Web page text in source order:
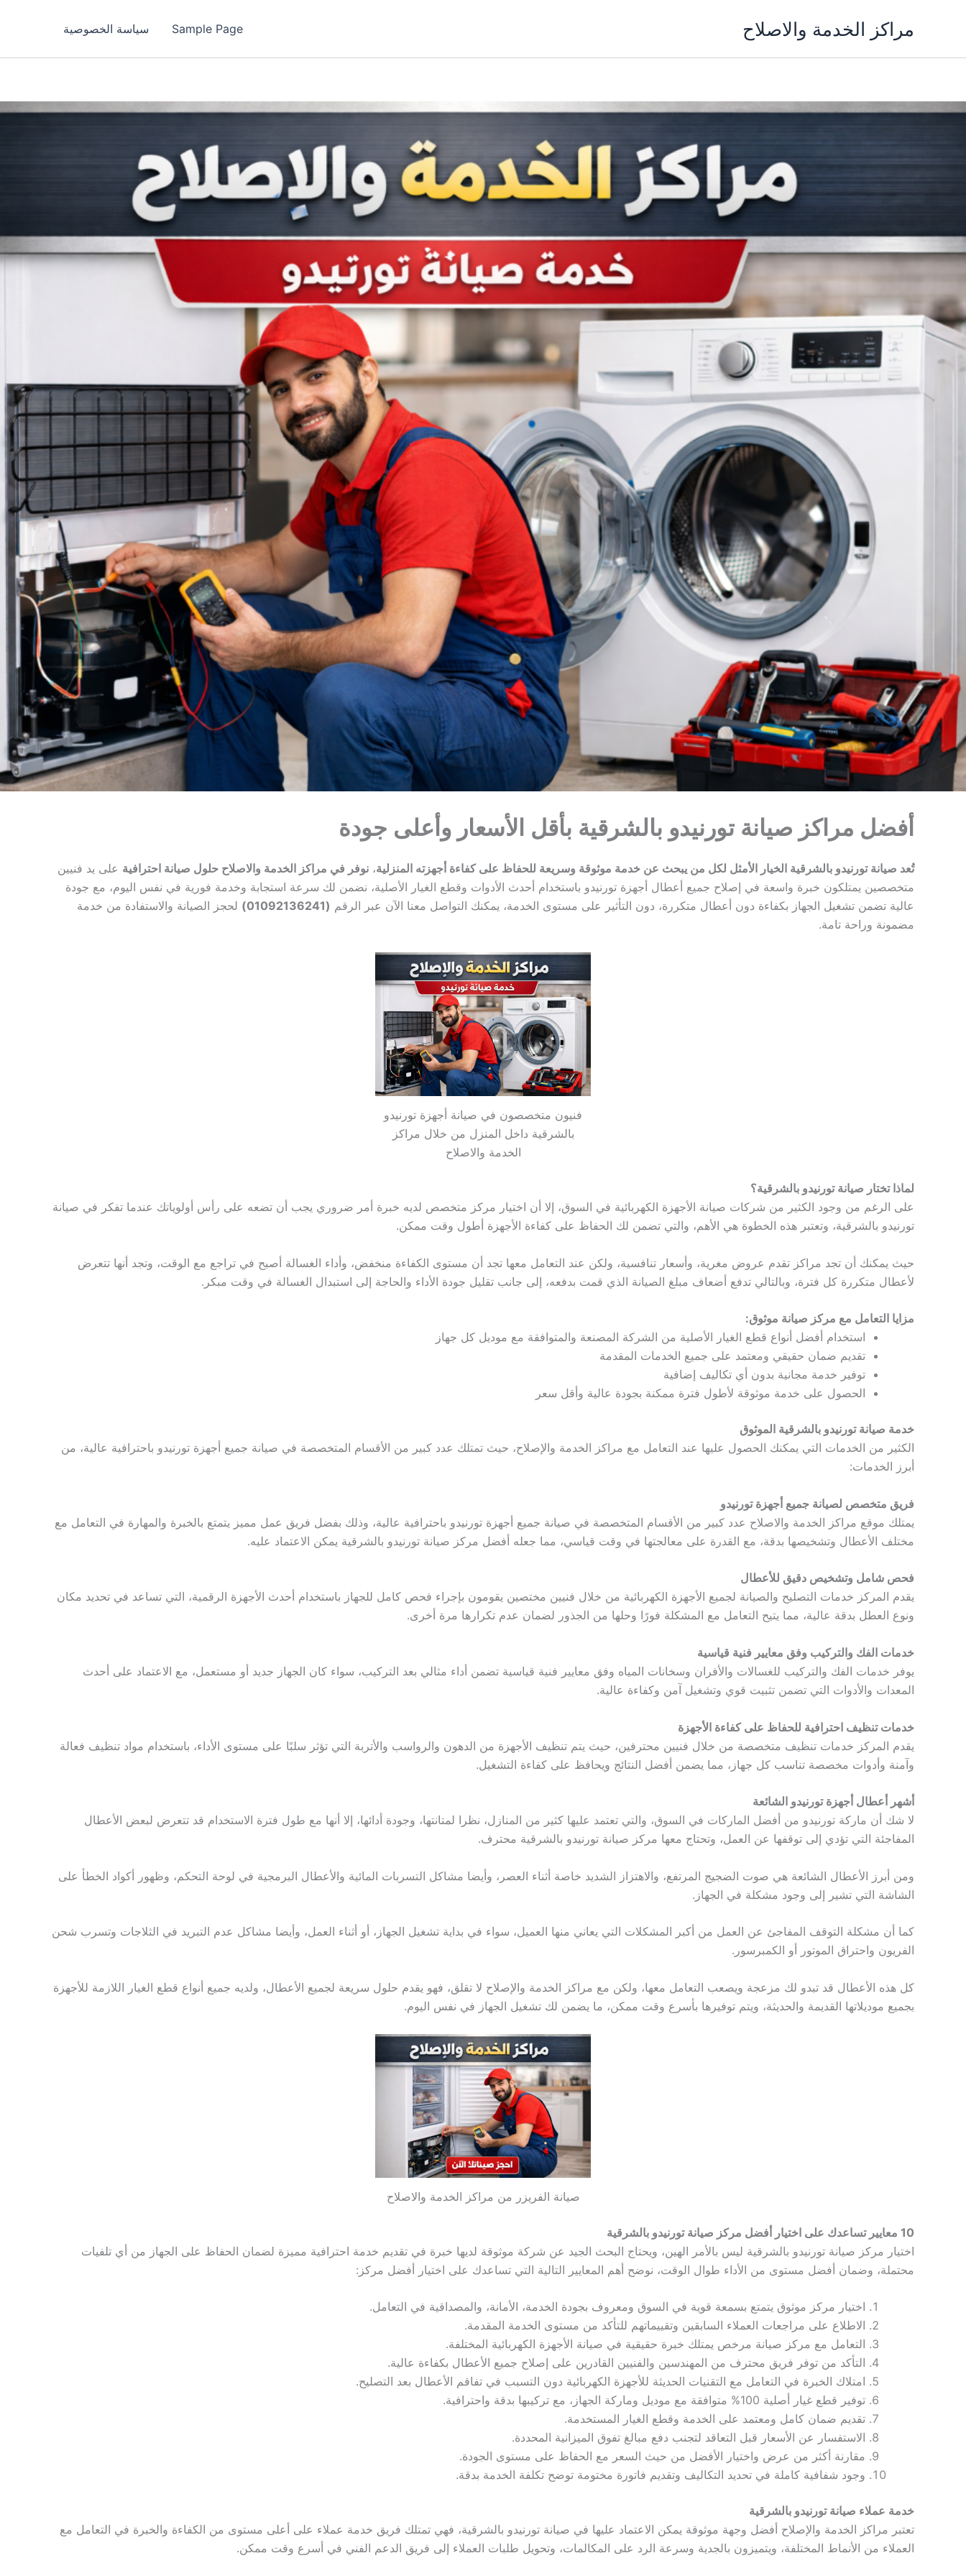
مراكز الخدمة والاصلاح Sample Page سياسة الخصوصية
أفضل مراكز صيانة تورنيدو بالشرقية بأقل الأسعار وأعلى جودة
تُعد صيانة تورنيدو بالشرقية الخيار الأمثل لكل من يبحث عن خدمة موثوقة وسريعة للحفاظ على كفاءة أجهزته المنزلية، نوفر في مراكز الخدمة والاصلاح حلول صيانة احترافية على يد فنيين
متخصصين يمتلكون خبرة واسعة في إصلاح جميع أعطال أجهزة تورنيدو باستخدام أحدث الأدوات وقطع الغيار الأصلية، نضمن لك سرعة استجابة وخدمة فورية في نفس اليوم، مع جودة
عالية تضمن تشغيل الجهاز بكفاءة دون أعطال متكررة، دون التأثير على مستوى الخدمة، يمكنك التواصل معنا الآن عبر الرقم (01092136241)
لحجز الصيانة والاستفادة من خدمة
مضمونة وراحة تامة.
فنيون متخصصون في صيانة أجهزة تورنيدو
بالشرقية داخل المنزل من خلال مراكز
الخدمة والاصلاح
لماذا تختار صيانة تورنيدو بالشرقية؟
على الرغم من وجود الكثير من شركات صيانة الأجهزة الكهربائية في السوق، إلا أن اختيار مركز متخصص لديه خبرة أمر ضروري يجب أن تضعه على رأس أولوياتك عندما تفكر في صيانة
تورنيدو بالشرقية، وتعتبر هذه الخطوة هي الأهم، والتي تضمن لك الحفاظ على كفاءة الأجهزة أطول وقت ممكن.
حيث يمكنك أن تجد مراكز تقدم عروض مغرية، وأسعار تنافسية، ولكن عند التعامل معها تجد أن مستوى الكفاءة منخفض، وأداء الغسالة أصبح في تراجع مع الوقت، وتجد أنها تتعرض
لأعطال متكررة كل فترة، وبالتالي تدفع أضعاف مبلغ الصيانة الذي قمت بدفعه، إلى جانب تقليل جودة الأداء والحاجة إلى استبدال الغسالة في وقت مبكر.
مزايا التعامل مع مركز صيانة موثوق:
استخدام أفضل أنواع قطع الغيار الأصلية من الشركة المصنعة والمتوافقة مع موديل كل جهاز
تقديم ضمان حقيقي ومعتمد على جميع الخدمات المقدمة
توفير خدمة مجانية بدون أي تكاليف إضافية
الحصول على خدمة موثوقة لأطول فترة ممكنة بجودة عالية وأقل سعر
خدمة صيانة تورنيدو بالشرقية الموثوق
الكثير من الخدمات التي يمكنك الحصول عليها عند التعامل مع مراكز الخدمة والإصلاح، حيث تمتلك عدد كبير من الأقسام المتخصصة في صيانة جميع أجهزة تورنيدو باحترافية عالية، من
أبرز الخدمات:
فريق متخصص لصيانة جميع أجهزة تورنيدو
يمتلك موقع مراكز الخدمة والاصلاح عدد كبير من الأقسام المتخصصة في صيانة جميع أجهزة تورنيدو باحترافية عالية، وذلك بفضل فريق عمل مميز يتمتع بالخبرة والمهارة في التعامل مع
مختلف الأعطال وتشخيصها بدقة، مع القدرة على معالجتها في وقت قياسي، مما جعله أفضل مركز صيانة تورنيدو بالشرقية يمكن الاعتماد عليه.
فحص شامل وتشخيص دقيق للأعطال
يقدم المركز خدمات التصليح والصيانة لجميع الأجهزة الكهربائية من خلال فنيين مختصين يقومون بإجراء فحص كامل للجهاز باستخدام أحدث الأجهزة الرقمية، التي تساعد في تحديد مكان
ونوع العطل بدقة عالية، مما يتيح التعامل مع المشكلة فورًا وحلها من الجذور لضمان عدم تكرارها مرة أخرى.
خدمات الفك والتركيب وفق معايير فنية قياسية
يوفر خدمات الفك والتركيب للغسالات والأفران وسخانات المياه وفق معايير فنية قياسية تضمن أداء مثالي بعد التركيب، سواء كان الجهاز جديد أو مستعمل، مع الاعتماد على أحدث
المعدات والأدوات التي تضمن تثبيت قوي وتشغيل آمن وكفاءة عالية.
خدمات تنظيف احترافية للحفاظ على كفاءة الأجهزة
يقدم المركز خدمات تنظيف متخصصة من خلال فنيين محترفين، حيث يتم تنظيف الأجهزة من الدهون والرواسب والأتربة التي تؤثر سلبًا على مستوى الأداء، باستخدام مواد تنظيف فعالة
وآمنة وأدوات مخصصة تناسب كل جهاز، مما يضمن أفضل النتائج ويحافظ على كفاءة التشغيل.
أشهر أعطال أجهزة تورنيدو الشائعة
لا شك أن ماركة تورنيدو من أفضل الماركات في السوق، والتي تعتمد عليها كثير من المنازل، نظرا لمتانتها، وجودة أدائها، إلا أنها مع طول فترة الاستخدام قد تتعرض لبعض الأعطال
المفاجئة التي تؤدي إلى توقفها عن العمل، وتحتاج معها مركز صيانة تورنيدو بالشرقية محترف.
ومن أبرز الأعطال الشائعة هي صوت الضجيج المرتفع، والاهتزاز الشديد خاصة أثناء العصر، وأيضا مشاكل التسربات المائية والأعطال البرمجية في لوحة التحكم، وظهور أكواد الخطأ على
الشاشة التي تشير إلى وجود مشكلة في الجهاز.
كما أن مشكلة التوقف المفاجئ عن العمل من أكبر المشكلات التي يعاني منها العميل، سواء في بداية تشغيل الجهاز، أو أثناء العمل، وأيضا مشاكل عدم التبريد في الثلاجات وتسرب شحن
الفريون واحتراق الموتور أو الكمبرسور.
كل هذه الأعطال قد تبدو لك مزعجة ويصعب التعامل معها، ولكن مع مراكز الخدمة والإصلاح لا تقلق، فهو يقدم حلول سريعة لجميع الأعطال، ولديه جميع أنواع قطع الغيار اللازمة للأجهزة
بجميع موديلاتها القديمة والحديثة، ويتم توفيرها بأسرع وقت ممكن، ما يضمن لك تشغيل الجهاز في نفس اليوم.
صيانة الفريزر من مراكز الخدمة والاصلاح
10 معايير تساعدك على اختيار أفضل مركز صيانة تورنيدو بالشرقية
اختيار مركز صيانة تورنيدو بالشرقية ليس بالأمر الهين، ويحتاج البحث الجيد عن شركة موثوقة لديها خبرة في تقديم خدمة احترافية مميزة لضمان الحفاظ على الجهاز من أي تلفيات
محتملة، وضمان أفضل مستوى من الأداء طوال الوقت، نوضح أهم المعايير التالية التي تساعدك على اختيار أفضل مركز:
اختيار مركز موثوق يتمتع بسمعة قوية في السوق ومعروف بجودة الخدمة، الأمانة، والمصداقية في التعامل.
الاطلاع على مراجعات العملاء السابقين وتقييماتهم للتأكد من مستوى الخدمة المقدمة.
التعامل مع مركز صيانة مرخص يمتلك خبرة حقيقية في صيانة الأجهزة الكهربائية المختلفة.
التأكد من توفر فريق محترف من المهندسين والفنيين القادرين على إصلاح جميع الأعطال بكفاءة عالية.
امتلاك الخبرة في التعامل مع التقنيات الحديثة للأجهزة الكهربائية دون التسبب في تفاقم الأعطال بعد التصليح.
توفير قطع غيار أصلية 100% متوافقة مع موديل وماركة الجهاز، مع تركيبها بدقة واحترافية.
تقديم ضمان كامل ومعتمد على الخدمة وقطع الغيار المستخدمة.
الاستفسار عن الأسعار قبل التعاقد لتجنب دفع مبالغ تفوق الميزانية المحددة.
مقارنة أكثر من عرض واختيار الأفضل من حيث السعر مع الحفاظ على مستوى الجودة.
وجود شفافية كاملة في تحديد التكاليف وتقديم فاتورة مختومة توضح تكلفة الخدمة بدقة.
خدمة عملاء صيانة تورنيدو بالشرقية
تعتبر مراكز الخدمة والإصلاح أفضل وجهة موثوقة يمكن الاعتماد عليها في صيانة تورنيدو بالشرقية، فهي تمتلك فريق خدمة عملاء على أعلى مستوى من الكفاءة والخبرة في التعامل مع
العملاء من الأنماط المختلفة، ويتميزون بالجدية وسرعة الرد على المكالمات، وتحويل طلبات العملاء إلى فريق الدعم الفني في أسرع وقت ممكن.